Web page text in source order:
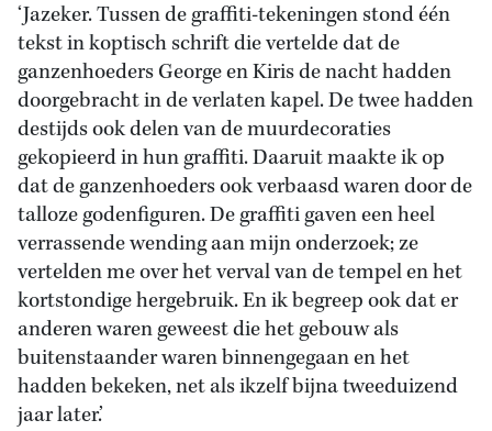
‘Jazeker. Tussen de graffiti-tekeningen stond één
tekst in koptisch schrift die vertelde dat de
ganzenhoeders George en Kiris de nacht hadden
doorgebracht in de verlaten kapel. De twee hadden
destijds ook delen van de muurdecoraties
gekopieerd in hun graffiti. Daaruit maakte ik op
dat de ganzenhoeders ook verbaasd waren door de
talloze godenfiguren. De graffiti gaven een heel
verrassende wending aan mijn onderzoek; ze
vertelden me over het verval van de tempel en het
kortstondige hergebruik. En ik begreep ook dat er
anderen waren geweest die het gebouw als
buitenstaander waren binnengegaan en het
hadden bekeken, net als ikzelf bijna tweeduizend
jaar later.’